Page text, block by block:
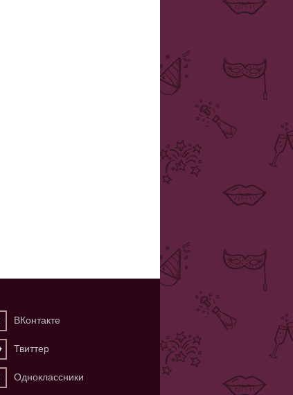
ВКонтакте
Твиттер
Одноклассники